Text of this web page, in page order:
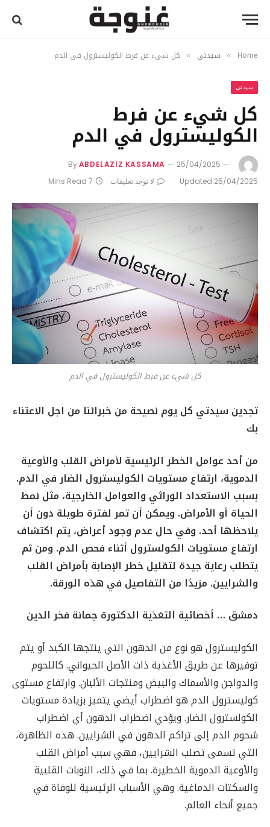
Home
» سيدتي » كل شيء عن فرط الكوليسترول في الدم
سيدتي
كل شيء عن فرط
الكوليسترول في الدم
ByABDELAZIZ KASSAMA
25/04/2025
Updated:25/04/2025 لا توجد تعليقات 7 Mins Read
كل شيء عن فرط الكوليسترول في الدم
تجدين سيدتي كل يوم نصيحة من خبرائنا من اجل الاعتناء
بك
من أحد عوامل الخطر الرئيسية لأمراض القلب والأوعية
الدموية، ارتفاع مستويات الكوليسترول الضار في الدم.
بسبب الاستعداد الوراثي والعوامل الخارجية، مثل نمط
الحياة أو الأمراض. ويمكن أن تمر لفترة طويلة دون أن
يلاحظها أحد. وفي حال عدم وجود أعراض، يتم اكتشاف
ارتفاع مستويات الكولسترول أثناء فحص الدم. ومن ثم
يتطلب رعاية جيدة لتقليل خطر الإصابة بأمراض القلب
والشرايين. مزيدًا من التفاصيل في هذه الورقة.
دمشق … أخصائية التغذية الدكتورة جمانة فخر الدين
الكوليسترول هو نوع من الدهون التي ينتجها الكبد أو يتم
توفيرها عن طريق الأغذية ذات الأصل الحيواني. كاللحوم
والدواجن والأسماك والبيض ومنتجات الألبان. وارتفاع مستوى
كوليسترول الدم هو اضطراب أيضي يتميز بزيادة مستويات
الكولسترول الضار. ويؤدي اضطراب الدهون أي اضطراب
شحوم الدم إلى تراكم الدهون في الشرايين. هذه الظاهرة،
التي تسمى تصلب الشرايين، فهي سبب أمراض القلب
والأوعية الدموية الخطيرة. بما في ذلك، النوبات القلبية
والسكتات الدماغية. وهي الأسباب الرئيسية للوفاة في
جميع أنحاء العالم.